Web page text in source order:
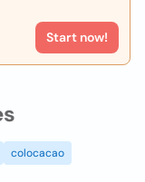
Start now!
colocacao